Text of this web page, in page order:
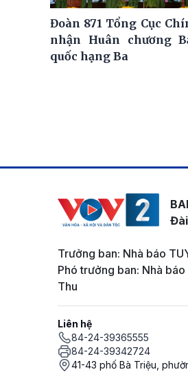
Đoàn 871 Tổng Cục
nhận Huân chương
quốc hạng Ba
Trưởng ban: Nhà báo
Phó trưởng ban: Nhà
Thu
Liên hệ
84-24-39365555
84-24-39342724
41-43 phố Bà Triệu,